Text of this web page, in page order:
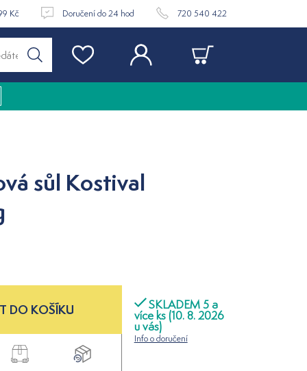
Kč Doručení do 24 hod 720 540 422
sůl Kostival
SKLADEM 5 a
více ks (10. 8. 2026
u vás)
Info o doručení
DO KOŠÍKU